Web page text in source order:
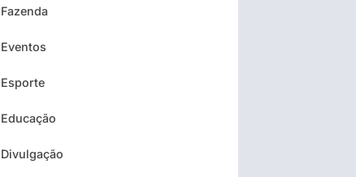
Fazenda
Eventos
Esporte
Educação
Divulgação